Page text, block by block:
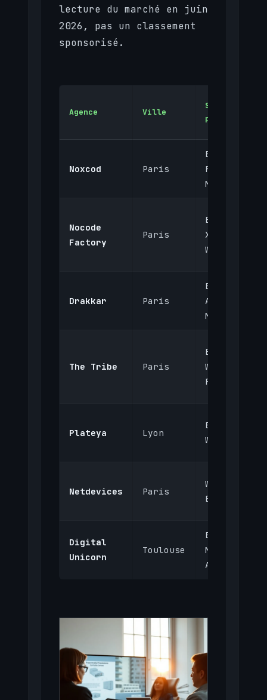
lecture du marché en juin
2026, pas un classement
sponsorisé.
Agence Ville
Stack
principale
Noxcod Paris
Bubble,
Make
Nocode
Factory
Paris
Bubble,
Xano,
Webflow
Drakkar Paris
Bubble,
Airtable,
Make
The Tribe Paris
Bubble,
Webflow,
Retool
Plateya Lyon
Bubble,
Webflow
Netdevices Paris
Webflow,
Bubble
Digital
Unicorn
Toulouse
Bubble,
Make,
Airtable